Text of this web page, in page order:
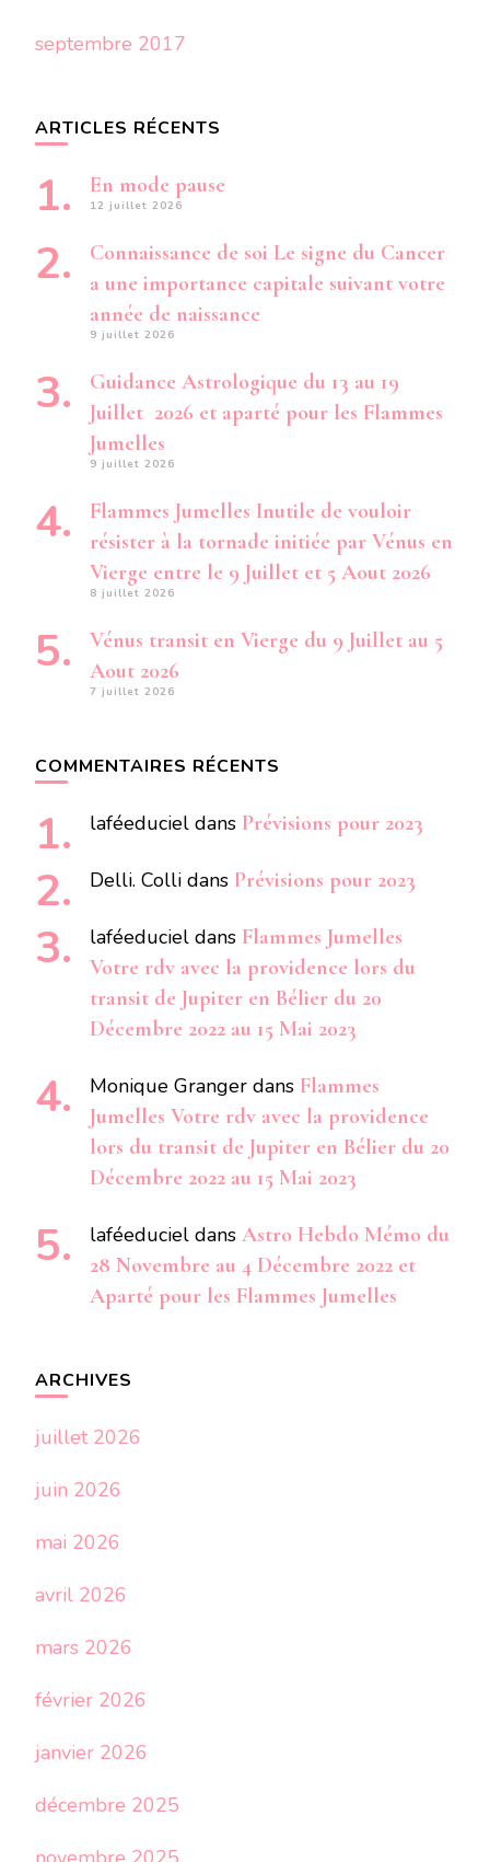
septembre 2017
ARTICLES RÉCENTS
En mode pause
12 juillet 2026
Connaissance de soi Le signe du Cancer
a une importance capitale suivant votre
année de naissance
9 juillet 2026
Guidance Astrologique du 13 au 19
Juillet 2026 et aparté pour les Flammes
Jumelles
9 juillet 2026
Flammes Jumelles Inutile de vouloir
résister à la tornade initiée par Vénus en
Vierge entre le 9 Juillet et 5 Aout 2026
8 juillet 2026
Vénus transit en Vierge du 9 Juillet au 5
Aout 2026
7 juillet 2026
COMMENTAIRES RÉCENTS
laféeduciel dans Prévisions pour 2023
Delli. Colli dans Prévisions pour 2023
laféeduciel dans Flammes Jumelles
Votre rdv avec la providence lors du
transit de Jupiter en Bélier du 20
Décembre 2022 au 15 Mai 2023
Monique Granger dans Flammes
Jumelles Votre rdv avec la providence
lors du transit de Jupiter en Bélier du 20
Décembre 2022 au 15 Mai 2023
laféeduciel dans Astro Hebdo Mémo du
28 Novembre au 4 Décembre 2022 et
Aparté pour les Flammes Jumelles
ARCHIVES
juillet 2026
juin 2026
mai 2026
avril 2026
mars 2026
février 2026
janvier 2026
décembre 2025